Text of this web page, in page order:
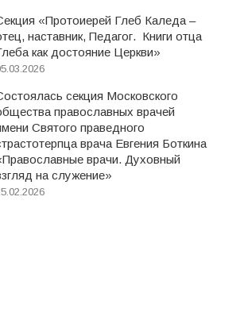
«Протоиерей Глеб Каледа –
наставник, Педагог. Книги отца
как достояние Церкви»
секция Московского
православных врачей
Святого праведного
врача Евгения Боткина
врачи. Духовный
на служение»